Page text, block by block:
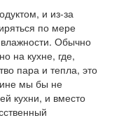
и из-за
по мере
Обычно
на кухне, где,
пара и тепла, это
мы бы не
кухни, и вместо